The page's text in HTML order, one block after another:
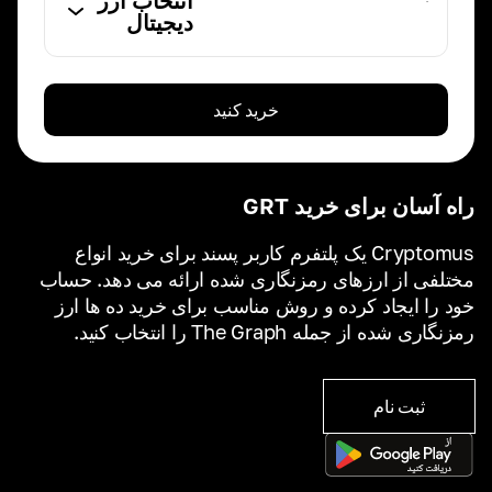
راه آسان برای خرید GRT
Cryptomus یک پلتفرم کاربر پسند برای خرید انواع
مختلفی از ارزهای رمزنگاری شده ارائه می دهد. حساب
خود را ایجاد کرده و روش مناسب برای خرید ده ها ارز
رمزنگاری شده از جمله The Graph را انتخاب کنید.
ثبت نام
دیجیتال
خرید کنید